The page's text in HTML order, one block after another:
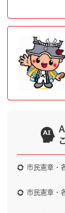
市民憲章・
市民憲章・